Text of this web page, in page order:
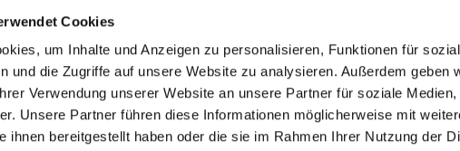
Cookies
um Inhalte und Anzeigen zu personalisieren, Funktionen für
und die Zugriffe auf unsere Website zu analysieren. Außerdem geben
Verwendung unserer Website an unsere Partner für soziale Medien,
Unsere Partner führen diese Informationen möglicherweise mit
ihnen bereitgestellt haben oder die sie im Rahmen Ihrer Nutzung der
VERTRETER-INFORMATIONS-SYSTEM
KONTAKT
BARRIEREFREIHEITSERKLÄRUNG